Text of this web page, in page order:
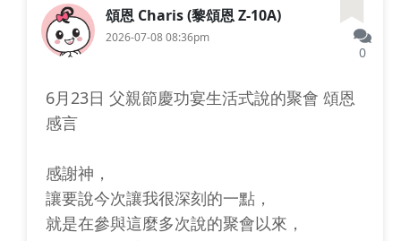
頌恩 Charis (黎頌恩 Z-10A)
2026-07-08 08:36pm
0
6月23日 父親節慶功宴生活式說的聚會 頌恩
感言
感謝神，
讓要說今次讓我很深刻的一點，
就是在參與這麼多次說的聚會以來，